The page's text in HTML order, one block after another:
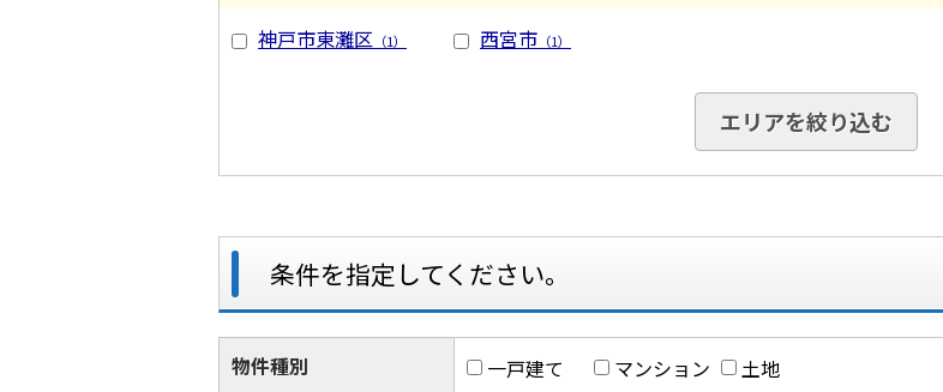
神戸市東灘区 （1） 西宮市 （1）
エリアを絞り込む
条件を指定してください。
物件種別 一戸建て マンション 土地